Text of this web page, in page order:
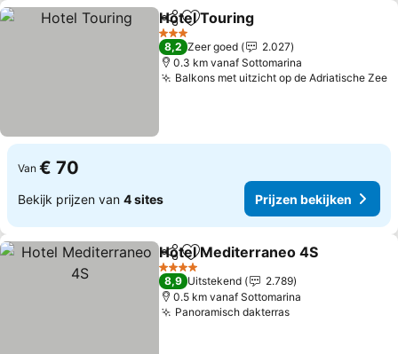
DelenToevoegen aan favorieten
Hotel Touring
3 Sterren
8,2 Zeer goed
2.027
0.3 km vanaf Sottomarina
Balkons met uitzicht op de Adriatische Zee
Van € 70
Bekijk prijzen van 4 sites Prijzen bekijken
DelenToevoegen aan favorieten
Hotel Mediterraneo 4S
4 Sterren
8,9 Uitstekend
2.789
0.5 km vanaf Sottomarina
Panoramisch dakterras